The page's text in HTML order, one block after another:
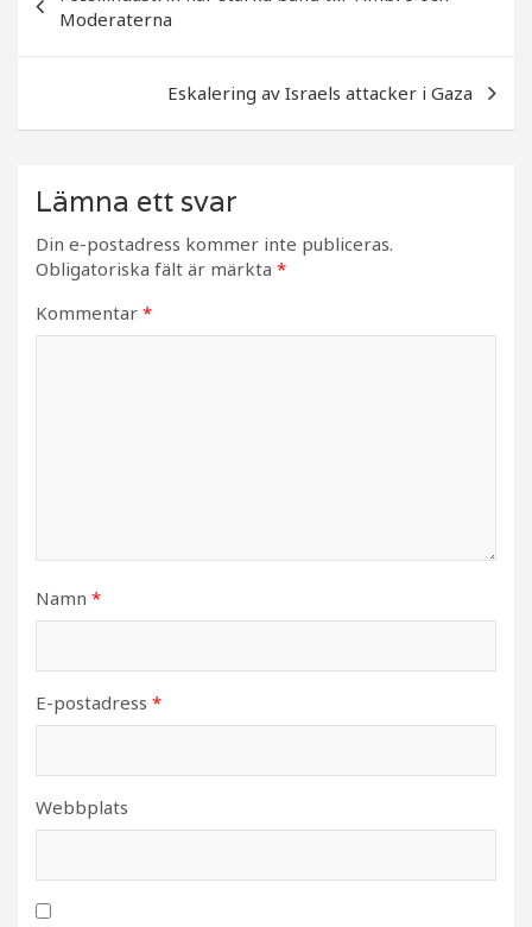
o
k
Moderaterna
Eskalering av Israels attacker i Gaza
Lämna ett svar
Din e-postadress kommer inte publiceras.
Obligatoriska fält är märkta *
Kommentar *
Namn *
E-postadress *
Webbplats